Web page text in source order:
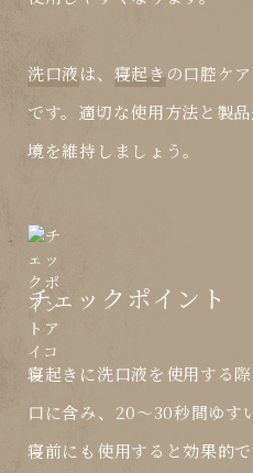
洗口液は、 寝起き の口腔ケ
です。適切な使用方法と製
境を維持しましょう。
チェックポイント
寝起きに洗口液を使用する
口に含み、20～30秒間ゆす
寝前にも使用すると効果的